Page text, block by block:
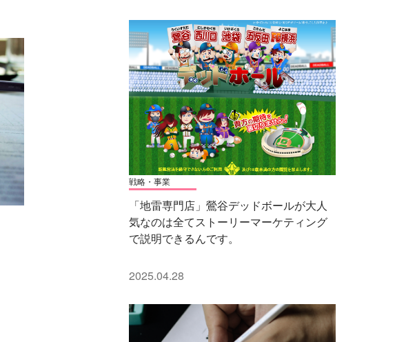
戦略・事業
「地雷専門店」鶯谷デッドボールが大人
気なのは全てストーリーマーケティング
で説明できるんです。
2025.04.28